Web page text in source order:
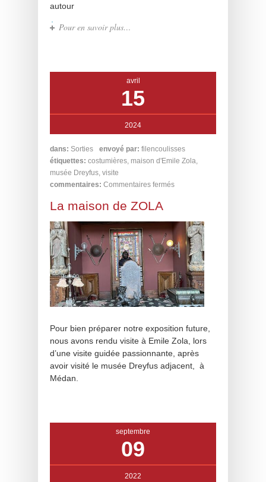
autour
Pour en savoir plus…
avril
15
2024
dans: Sorties envoyé par: filencoulisses
étiquettes: costumières, maison d'Emile Zola,
musée Dreyfus, visite
commentaires: Commentaires fermés
La maison de ZOLA
Pour bien préparer notre exposition future,
nous avons rendu visite à Emile Zola, lors
d’une visite guidée passionnante, après
avoir visité le musée Dreyfus adjacent, à
Médan.
septembre
09
2022